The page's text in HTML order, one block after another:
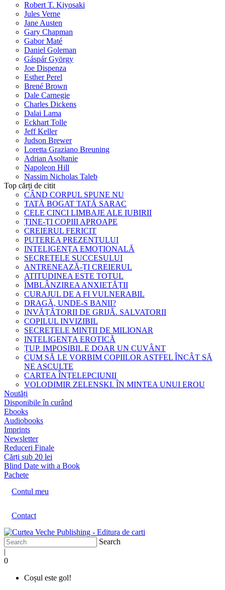
Robert T. Kiyosaki
Jules Verne
Jane Austen
Gary Chapman
Gabor Maté
Daniel Goleman
Gáspár György
Joe Dispenza
Esther Perel
Brené Brown
Dale Carnegie
Charles Dickens
Dalai Lama
Eckhart Tolle
Jeff Keller
Judson Brewer
Loretta Graziano Breuning
Adrian Asoltanie
Napoleon Hill
Nassim Nicholas Taleb
Top cărți de citit
CÂND CORPUL SPUNE NU
TATĂ BOGAT TATĂ SARAC
CELE CINCI LIMBAJE ALE IUBIRII
ȚINE-ȚI COPIII APROAPE
CREIERUL FERICIT
PUTEREA PREZENTULUI
INTELIGENȚA EMOȚIONALĂ
SECRETELE SUCCESULUI
ANTRENEAZĂ-ȚI CREIERUL
ATITUDINEA ESTE TOTUL
ÎMBLÂNZIREA ANXIETĂȚII
CURAJUL DE A FI VULNERABIL
DRAGĂ, UNDE-S BANII?
INVĂȚĂTORII DE GRIJĂ. SALVATORII
COPILUL INVIZIBIL
SECRETELE MINȚII DE MILIONAR
INTELIGENȚA EROTICĂ
ȚUP. IMPOSIBIL E DOAR UN CUVÂNT
CUM SĂ LE VORBIM COPIILOR ASTFEL ÎNCÂT SĂ
NE ASCULTE
CARTEA ÎNȚELEPCIUNII
VOLODIMIR ZELENSKI. ÎN MINTEA UNUI EROU
Noutăți
Disponibile în curând
Ebooks
Audiobooks
Imprints
Newsletter
Reduceri Finale
Cărți sub 20 lei
Blind Date with a Book
Pachete
Contul meu
Contact
Search
|
0
Coșul este gol!